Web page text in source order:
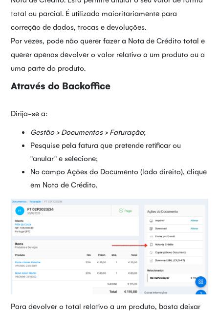
total ou parcial. É utilizada maioritariamente para
correção de dados, trocas e devoluções.
Por vezes, pode não querer fazer a Nota de Crédito total e
querer apenas devolver o valor relativo a um produto ou a
uma parte do produto.
Através do Backoffice
Dirija-se a:
Gestão > Documentos > Faturação;
Pesquise pela fatura que pretende retificar ou
"anular" e selecione;
No campo Ações do Documento (lado direito), clique
em Nota de Crédito.
Para devolver o total relativo a um produto, basta deixar